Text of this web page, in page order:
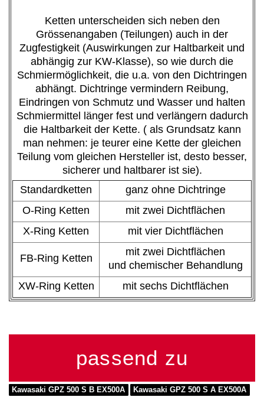
Ketten unterscheiden sich neben den
Grössenangaben (Teilungen) auch in der
Zugfestigkeit (Auswirkungen zur Haltbarkeit und
abhängig zur KW-Klasse), so wie durch die
Schmiermöglichkeit, die u.a. von den Dichtringen
abhängt. Dichtringe vermindern Reibung,
Eindringen von Schmutz und Wasser und halten
Schmiermittel länger fest und verlängern dadurch
die Haltbarkeit der Kette. ( als Grundsatz kann
man nehmen: je teurer eine Kette der gleichen
Teilung vom gleichen Hersteller ist, desto besser,
sicherer und haltbarer ist sie).
Standardketten
ganz ohne Dichtringe
O-Ring Ketten
mit zwei Dichtflächen
X-Ring Ketten
mit vier Dichtflächen
FB-Ring Ketten
mit zwei Dichtflächen
und chemischer Behandlung
XW-Ring Ketten
mit sechs Dichtflächen
passend zu
Kawasaki GPZ 500 S B EX500A Kawasaki GPZ 500 S A EX500A